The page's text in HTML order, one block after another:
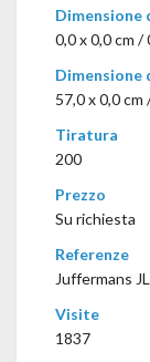
Dimensione
0,0 x 0,0 cm /
Dimensione
57,0 x 0,0 cm
Tiratura
200
Prezzo
Su richiesta
Referenze
Juffermans
Visite
1837